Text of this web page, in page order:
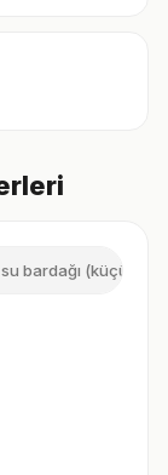
su bardağı (küçük)